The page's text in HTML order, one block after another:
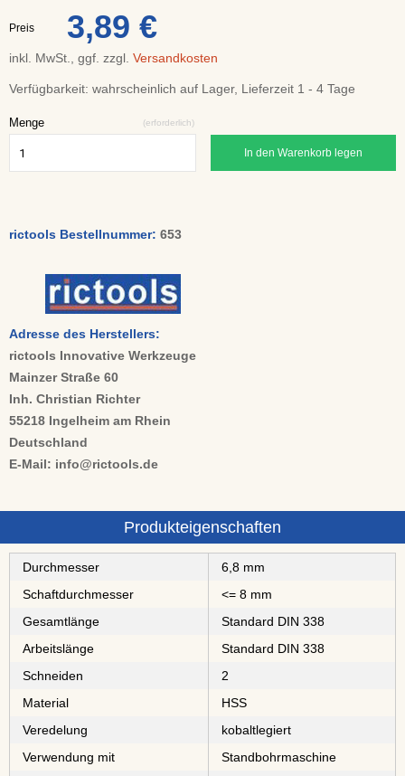
Preis 3,89 €
inkl. MwSt., ggf. zzgl. Versandkosten
Verfügbarkeit: wahrscheinlich auf Lager, Lieferzeit 1 - 4 Tage
Menge (erforderlich)
In den Warenkorb legen
rictools Bestellnummer: 653
Adresse des Herstellers:
rictools Innovative Werkzeuge
Mainzer Straße 60
Inh. Christian Richter
55218 Ingelheim am Rhein
Deutschland
E-Mail: info@rictools.de
Produkteigenschaften
Durchmesser
6,8 mm
Schaftdurchmesser
<= 8 mm
Gesamtlänge
Standard DIN 338
Arbeitslänge
Standard DIN 338
Schneiden
2
Material
⁠⁠⁠⁠⁠⁠HSS
Veredelung
kobaltlegiert
Verwendung mit
Standbohrmaschine